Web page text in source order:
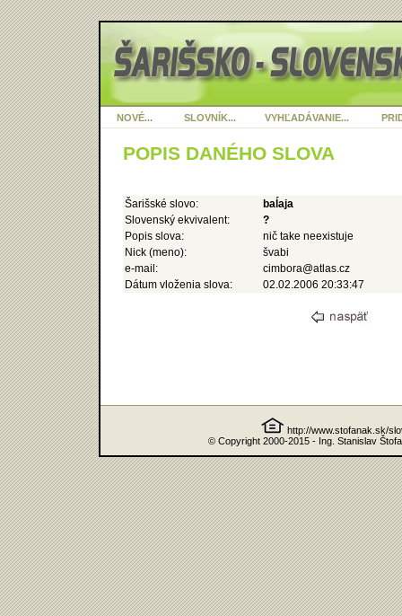
NOVÉ... SLOVNÍK... VYHĽADÁVANIE...
POPIS DANÉHO SLOVA
Šarišské slovo:
baĺaja
Slovenský ekvivalent:
?
Popis slova:
nič take neexistuje
Nick (meno):
švabi
e-mail:
cimbora@atlas.cz
Dátum vloženia slova:
02.02.2006 20:33:47
http://www.stofanak.sk/
© Copyright 2000-2015 - Ing. Stanislav